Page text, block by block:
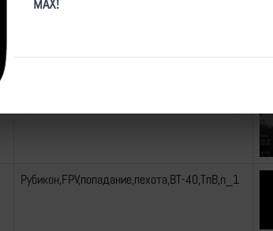
Рубикон,FPV,попадание,пехота,ВТ-40,ТпВ,n_1